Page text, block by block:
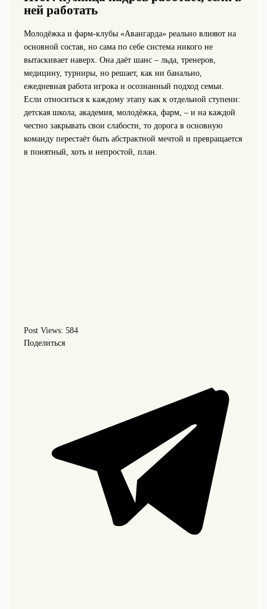
ней работать
Молодёжка и фарм-клубы «Авангарда» реально влияют на
основной состав, но сама по себе система никого не
вытаскивает наверх. Она даёт шанс – льда, тренеров,
медицину, турниры, но решает, как ни банально,
ежедневная работа игрока и осознанный подход семьи.
Если относиться к каждому этапу как к отдельной ступени:
детская школа, академия, молодёжка, фарм, – и на каждой
честно закрывать свои слабости, то дорога в основную
команду перестаёт быть абстрактной мечтой и превращается
в понятный, хоть и непростой, план.
Post Views: 584
Поделиться